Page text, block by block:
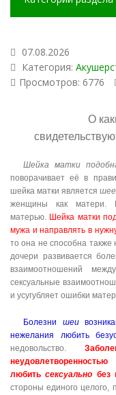
07.08.2026
Категория:
Просмотров: 6776
О
Шейка матки
поворачивает её в
шейка матки является
женщины как матери.
матерью. Шейка матки
мужа и направлять в
то она не способна также
дочери развивается
взаимоотношений
сексуальные
и усугубляет ошибки
Болезни шеи
нежелания любить
недовольство.
любитьсексуально без
стороны единого целого,